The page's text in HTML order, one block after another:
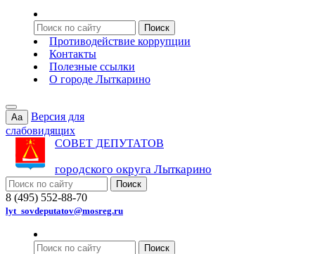
Противодействие коррупции
Контакты
Полезные ссылки
О городе Лыткарино
Aa
Версия для
слабовидящих
СОВЕТ ДЕПУТАТОВ
городского округа Лыткарино
8 (495) 552-88-70
lyt_sovdeputatov@mosreg.ru